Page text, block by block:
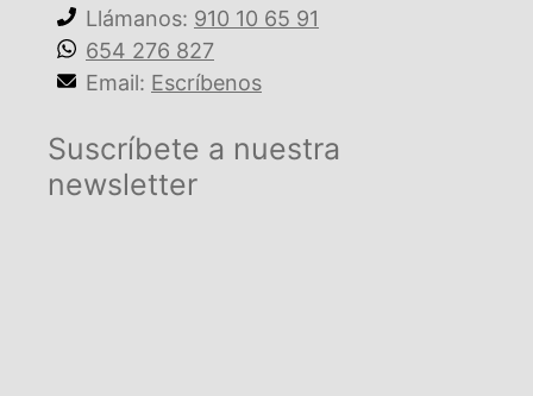
Llámanos: 910 10 65 91
654 276 827
Email: Escríbenos
Suscríbete a nuestra
newsletter